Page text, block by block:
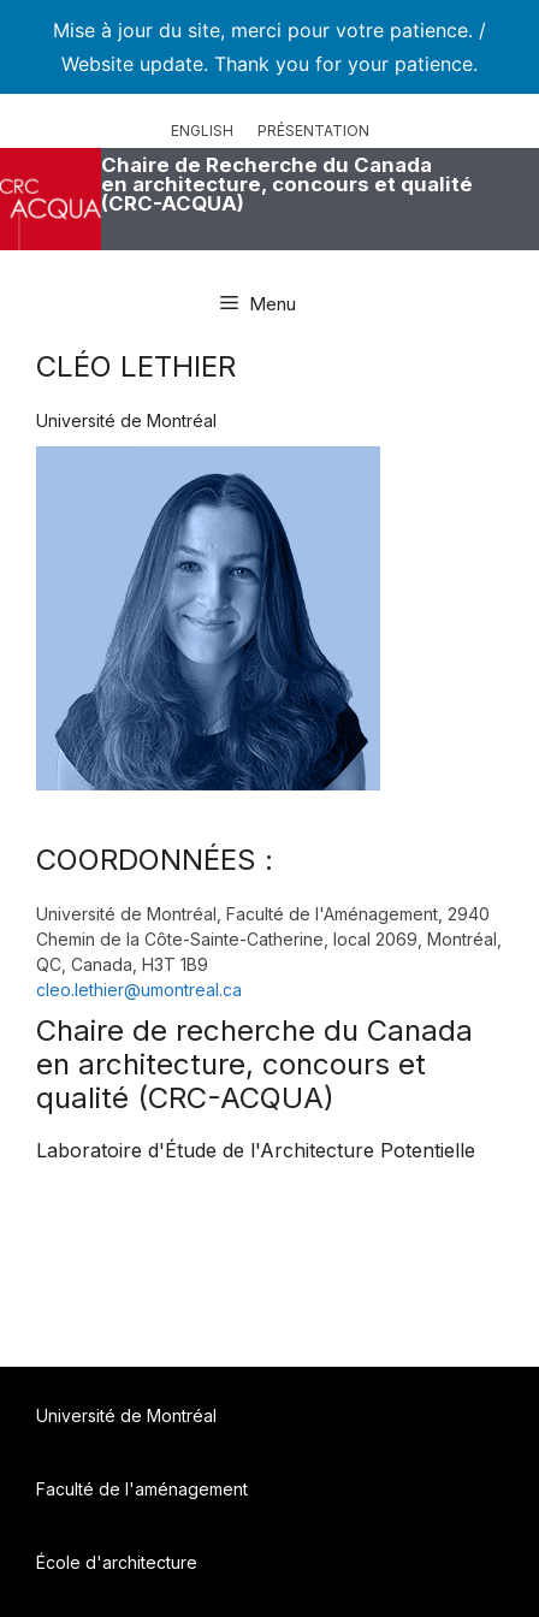
Mise à jour du site, merci pour votre patience. /
Website update. Thank you for your patience.
ENGLISH PRÉSENTATION
Chaire de Recherche du Canada
en architecture, concours et qualité
(CRC-ACQUA)
Menu
CLÉO LETHIER
Université de Montréal
COORDONNÉES :
Université de Montréal, Faculté de l'Aménagement, 2940
Chemin de la Côte-Sainte-Catherine, local 2069, Montréal,
QC, Canada, H3T 1B9
cleo.lethier@umontreal.ca
Chaire de recherche du Canada
en architecture, concours et
qualité (CRC-ACQUA)
Laboratoire d'Étude de l'Architecture Potentielle
Université de Montréal
Faculté de l'aménagement
École d'architecture